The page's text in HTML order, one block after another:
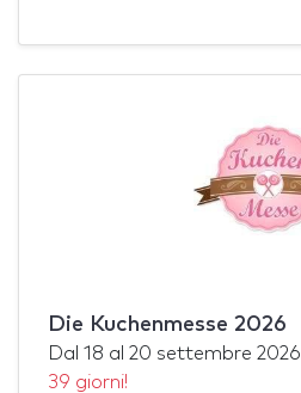
Die Kuchenmesse 2026
Dal 18 al 20 settembre 2026
39 giorni!